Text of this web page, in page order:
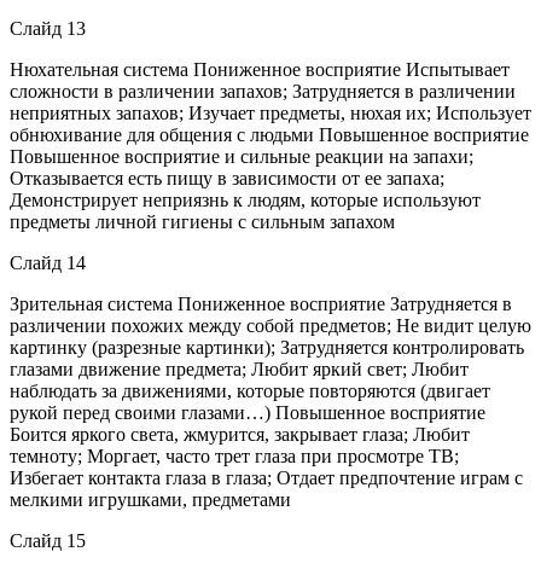
Слайд 13
Нюхательная система Пониженное восприятие Испытывает
сложности в различении запахов; Затрудняется в различении
неприятных запахов; Изучает предметы, нюхая их; Использует
обнюхивание для общения с людьми Повышенное восприятие
Повышенное восприятие и сильные реакции на запахи;
Отказывается есть пищу в зависимости от ее запаха;
Демонстрирует неприязнь к людям, которые используют
предметы личной гигиены с сильным запахом
Слайд 14
Зрительная система Пониженное восприятие Затрудняется в
различении похожих между собой предметов; Не видит целую
картинку (разрезные картинки); Затрудняется контролировать
глазами движение предмета; Любит яркий свет; Любит
наблюдать за движениями, которые повторяются (двигает
рукой перед своими глазами…) Повышенное восприятие
Боится яркого света, жмурится, закрывает глаза; Любит
темноту; Моргает, часто трет глаза при просмотре ТВ;
Избегает контакта глаза в глаза; Отдает предпочтение играм с
мелкими игрушками, предметами
Слайд 15